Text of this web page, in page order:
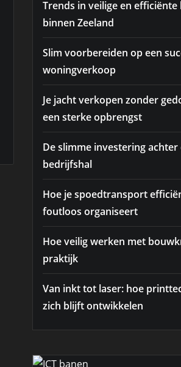
Trends in veilige en efficiënte
binnen Zeeland
Slim voorbereiden op een
woningverkoop
Je jacht verkopen zonder
een sterke opbrengst
De slimme investering achter
bedrijfshal
Hoe je spoedtransport
foutloos organiseert
Hoe veilig werken met
praktijk
Van inkt tot laser: hoe
zich blijft ontwikkelen